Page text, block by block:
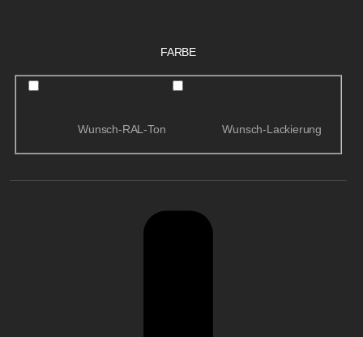
FARBE
Wunsch-RAL-Ton Wunsch-Lackierung